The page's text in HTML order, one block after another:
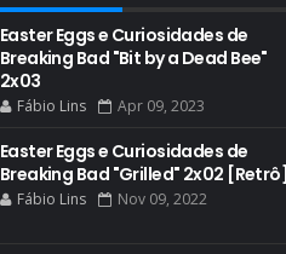
Easter Eggs e Curiosidades de
Breaking Bad "Bit by a Dead Bee"
2x03
Fábio Lins Apr 09, 2023
Easter Eggs e Curiosidades de
Breaking Bad "Grilled" 2x02 [Retrô]
Fábio Lins Nov 09, 2022